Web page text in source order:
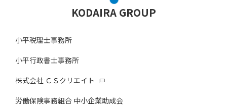
KODAIRA GROUP
小平税理士事務所
小平行政書士事務所
株式会社 ＣＳクリエイト
労働保険事務組合 中小企業助成会